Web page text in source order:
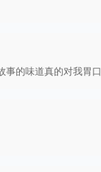
事的味道真的对我胃口